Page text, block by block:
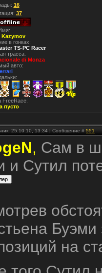
16
37
Kazymov
в гонках:
TS-PC Racer
трасса:
di Monza
авто:
FreeRace:
пусто
25.10.10, 13:34 | Сообщение # 551
, Сам в
и Сутил
на